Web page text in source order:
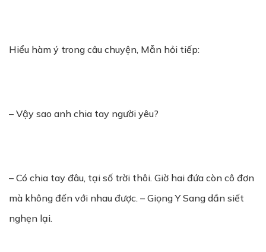
Hiểu hàm ý trong câu chuyện, Mẫn hỏi tiếp:
– Vậy sao anh chia tay người yêu?
– Có chia tay đâu, tại số trời thôi. Giờ hai đứa còn cô đơn
mà không đến với nhau được. – Giọng Y Sang dần siết
nghẹn lại.